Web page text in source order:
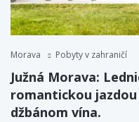
Morava Pobyty v zahraničí
Južná Morava:
romantickou
džbánom vína.